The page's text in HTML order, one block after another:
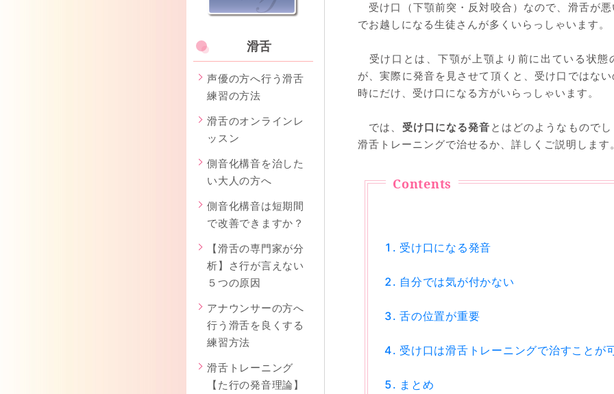
滑舌
声優の方へ行う滑舌
練習の方法
滑舌のオンラインレ
ッスン
側音化構音を治した
い大人の方へ
側音化構音は短期間
で改善できますか？
【滑舌の専門家が分
析】さ行が言えない
５つの原因
アナウンサーの方へ
行う滑舌を良くする
練習方法
滑舌トレーニング
【た行の発音理論】
受け口（下顎前突・反対咬合）なので、滑舌が
でお越しになる生徒さんが多くいらっしゃいます。
受け口とは、下顎が上顎より前に出ている状態
が、実際に発音を見させて頂くと、受け口ではな
時にだけ、受け口になる方がいらっしゃいます。
では、 受け口になる発音 とはどのようなもので
滑舌トレーニングで治せるか、詳しくご説明します
受け口になる発音
自分では気が付かない
舌の位置が重要
受け口は滑舌トレーニングで治すことが
まとめ